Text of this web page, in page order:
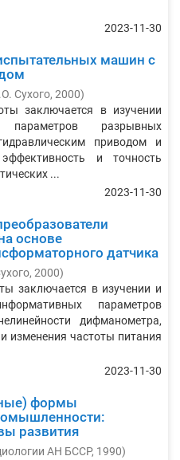
2023-11-30
машин с
Сухого, 2000)
заключается в изучении
параметров разрывных
приводом и
и точность
...
2023-11-30
основе
датчика
, 2000)
заключается в изучении и
параметров
дифманометра,
изменения частоты питания
2023-11-30
формы
развития
АН БССР, 1990)